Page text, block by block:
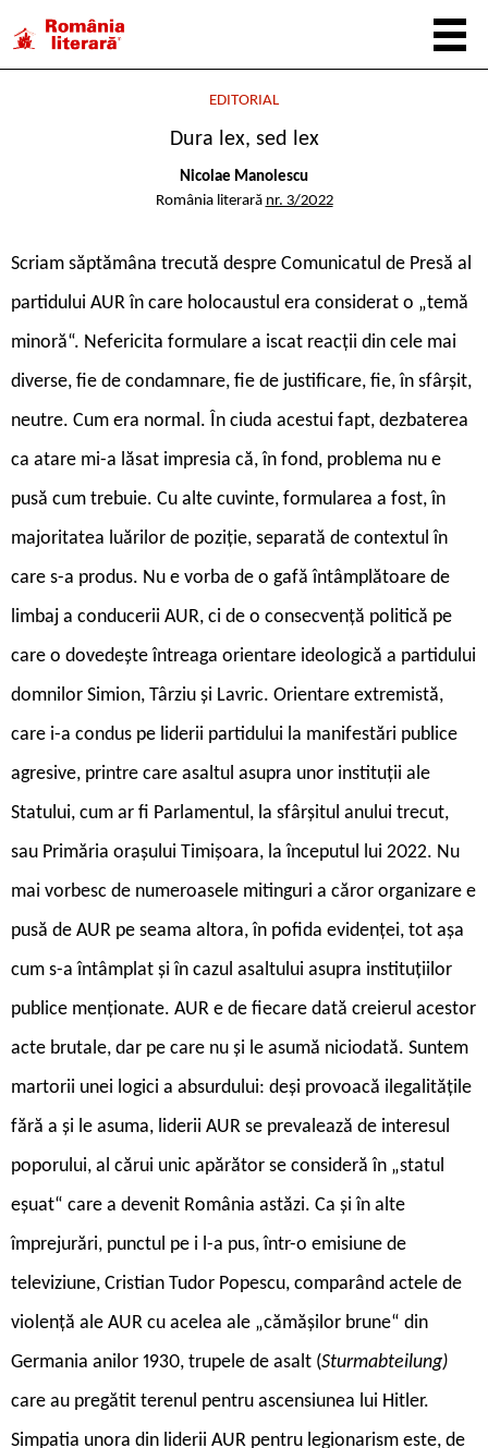
EDITORIAL
Dura lex, sed lex
Nicolae Manolescu
România literară nr. 3/2022
Scriam săptămâna trecută despre Comunicatul de Presă al
partidului AUR în care holocaustul era considerat o „temă
minoră“. Nefericita formulare a iscat reacții din cele mai
diverse, fie de condamnare, fie de justificare, fie, în sfârșit,
neutre. Cum era normal. În ciuda acestui fapt, dezbaterea
ca atare mi-a lăsat impresia că, în fond, problema nu e
pusă cum trebuie. Cu alte cuvinte, formularea a fost, în
majoritatea luărilor de poziție, separată de contextul în
care s-a produs. Nu e vorba de o gafă întâmplătoare de
limbaj a conducerii AUR, ci de o consecvență politică pe
care o dovedește întreaga orientare ideologică a partidului
domnilor Simion, Târziu și Lavric. Orientare extremistă,
care i-a condus pe liderii partidului la manifestări publice
agresive, printre care asaltul asupra unor instituții ale
Statului, cum ar fi Parlamentul, la sfârșitul anului trecut,
sau Primăria orașului Timișoara, la începutul lui 2022. Nu
mai vorbesc de numeroasele mitinguri a căror organizare e
pusă de AUR pe seama altora, în pofida evidenței, tot așa
cum s-a întâmplat și în cazul asaltului asupra instituțiilor
publice menționate. AUR e de fiecare dată creierul acestor
acte brutale, dar pe care nu și le asumă niciodată. Suntem
martorii unei logici a absurdului: deși provoacă ilegalitățile
fără a și le asuma, liderii AUR se prevalează de interesul
poporului, al cărui unic apărător se consideră în „statul
eșuat“ care a devenit România astăzi. Ca și în alte
împrejurări, punctul pe i l-a pus, într-o emisiune de
televiziune, Cristian Tudor Popescu, comparând actele de
violență ale AUR cu acelea ale „cămășilor brune“ din
Germania anilor 1930, trupele de asalt (Sturmabteilung)
care au pregătit terenul pentru ascensiunea lui Hitler.
Simpatia unora din liderii AUR pentru legionarism este, de